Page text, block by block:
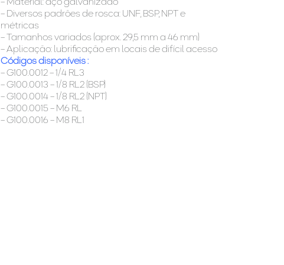
– Material: aço galvanizado
– Diversos padrões de rosca: UNF, BSP, NPT e
métricas
– Tamanhos variados (aprox. 29,5 mm a 46 mm)
– Aplicação: lubrificação em locais de difícil acesso
Códigos disponíveis :
– G100.0012 – 1/4 RL3
– G100.0013 – 1/8 RL2 (BSP)
– G100.0014 – 1/8 RL2 (NPT)
– G100.0015 – M6 RL
– G100.0016 – M8 RL1